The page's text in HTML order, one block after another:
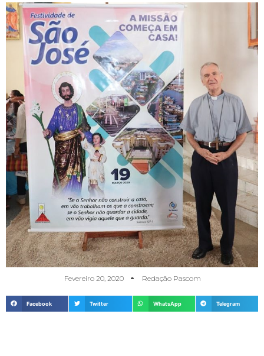
Fevereiro 20, 2020 Redação Pascom
Facebook Twitter WhatsApp Telegram